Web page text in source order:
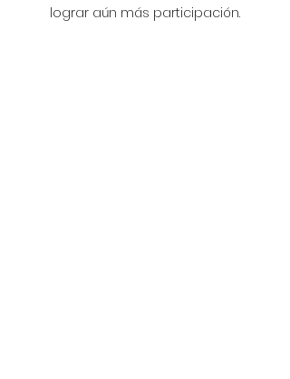
lograr aún más participación.